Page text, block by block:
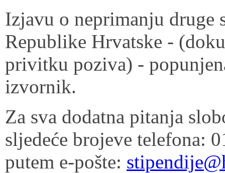
Izjavu o neprimanju druge
Republike Hrvatske -
privitku poziva) -
izvornik.
Za sva dodatna pitanja
sljedeće brojeve telefona:
putem e-pošte: